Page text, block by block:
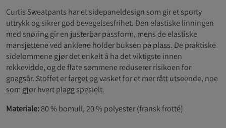
Curtis Sweatpants har et sidepaneldesign som gir et sporty
uttrykk og sikrer god bevegelsesfrihet. Den elastiske linningen
med snøring gir en justerbar passform, mens de elastiske
mansjettene ved anklene holder buksen på plass. De praktiske
sidelommene gjør det enkelt å ha det viktigste innen
rekkevidde, og de flate sømmene reduserer risikoen for
gnagsår. Stoffet er farget og vasket for et mer rått utseende, noe
som gjør hvert plagg spesielt.
Materiale:80 % bomull, 20 % polyester (fransk frotté)